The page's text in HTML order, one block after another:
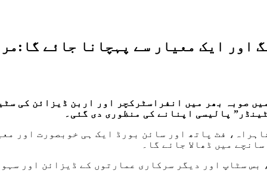
اور ایک معیار سے پہچانا جائے
صوبہ بھر میں انفراسٹرکچر اور اربن ڈیزائن کی
پالیسی اپنانے کی منظوری دی گئی۔
فٹ پاتھ اور سائن بورڈ ایک ہی خوبصورت اور
میں ڈھالا جائے گا۔
سٹاپ اور دیگر سرکاری عمارتوں کے ڈیزائن اور